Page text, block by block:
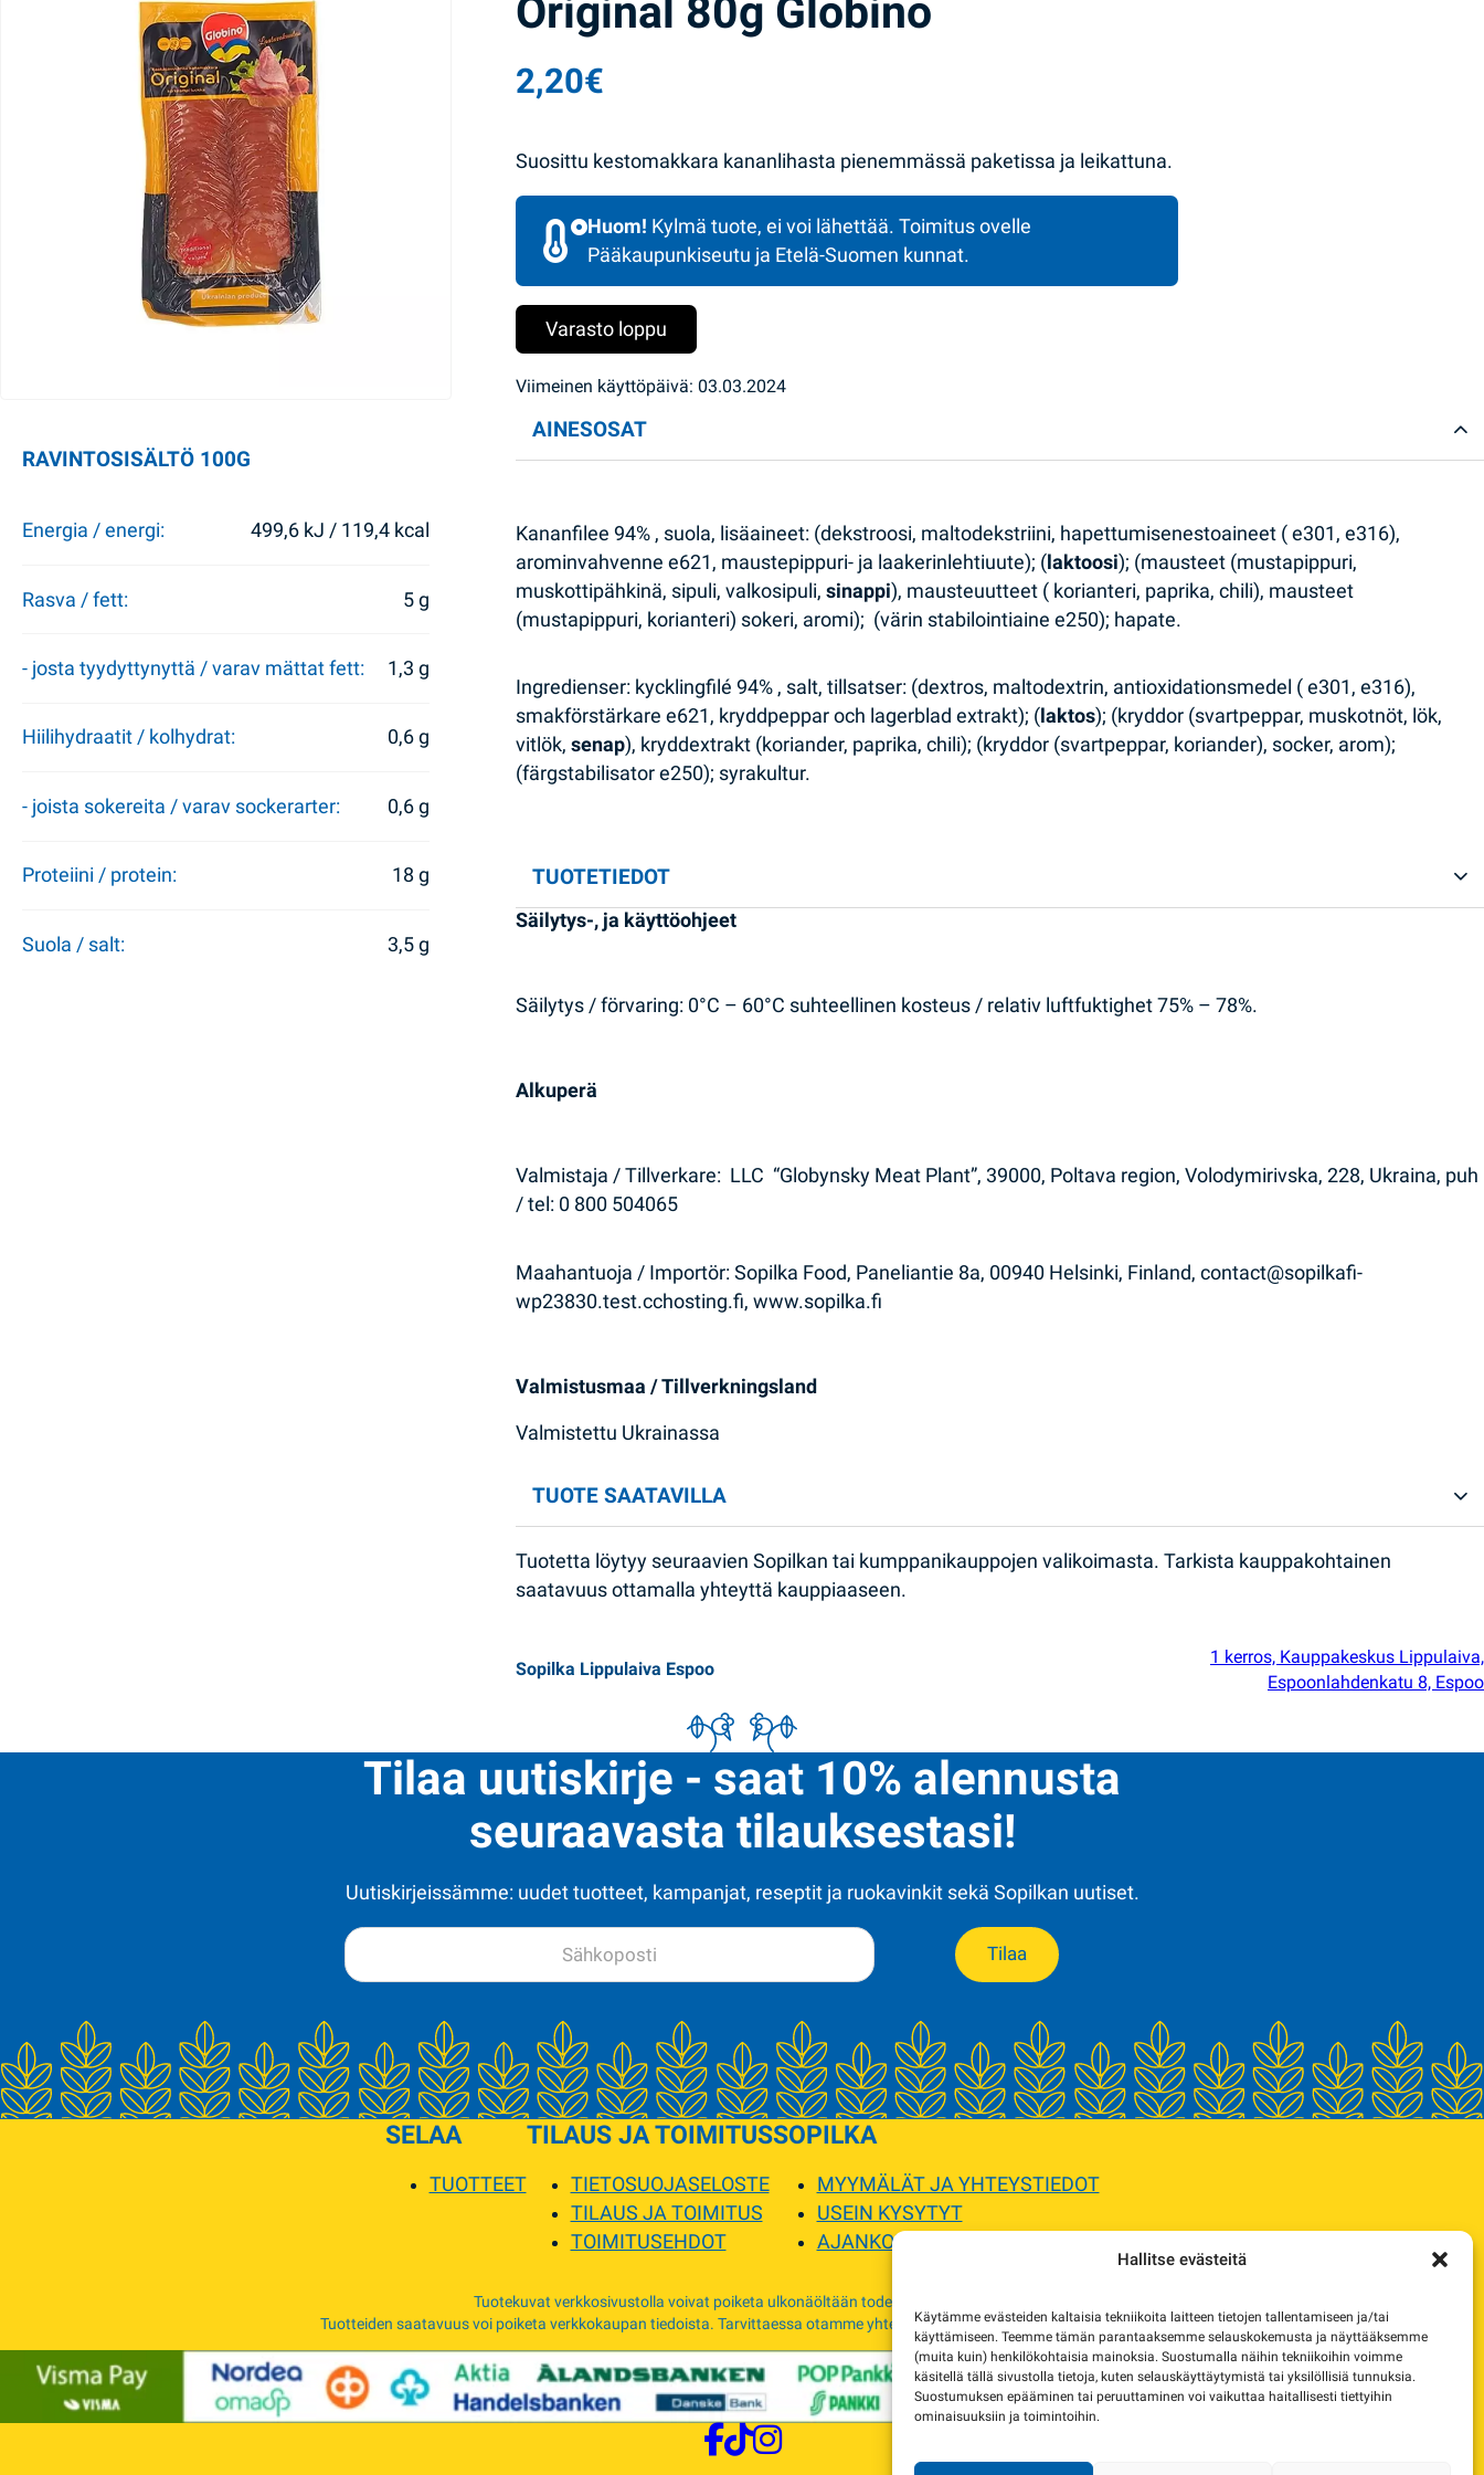
Hallitse evästeitä
Käytämme evästeiden kaltaisia tekniikoita laitteen tietojen tallentamiseen ja/tai
käyttämiseen. Teemme tämän parantaaksemme selauskokemusta ja näyttääksemme
(muita kuin) henkilökohtaisia mainoksia. Suostumalla näihin tekniikoihin voimme
käsitellä tällä sivustolla tietoja, kuten selauskäyttäytymistä tai yksilöllisiä tunnuksia.
Suostumuksen epääminen tai peruuttaminen voi vaikuttaa haitallisesti tiettyihin
ominaisuuksiin ja toimintoihin.
Original 80g Globino
2,20€
Suosittu kestomakkara kananlihasta pienemmässä paketissa ja leikattuna.
Huom! Kylmä tuote, ei voi lähettää. Toimitus ovelle
Pääkaupunkiseutu ja Etelä-Suomen kunnat.
Varasto loppu
Viimeinen käyttöpäivä: 03.03.2024
RAVINTOSISÄLTÖ 100G
Energia / energi: 499,6 kJ / 119,4 kcal
Rasva / fett: 5 g
- josta tyydyttynyttä / varav mättat fett: 1,3 g
Hiilihydraatit / kolhydrat: 0,6 g
- joista sokereita / varav sockerarter: 0,6 g
Proteiini / protein: 18 g
Suola / salt: 3,5 g
AINESOSAT
Kananfilee 94% , suola, lisäaineet: (dekstroosi, maltodekstriini, hapettumisenestoaineet ( е301, е316),
arominvahvenne е621, maustepippuri- ja laakerinlehtiuute); (laktoosi); (mausteet (mustapippuri,
muskottipähkinä, sipuli, valkosipuli,sinappi), mausteuutteet ( korianteri, paprika, chili), mausteet
(mustapippuri, korianteri) sokeri, aromi); (värin stabilointiaine е250); hapate.
Ingredienser: kycklingfilé 94% , salt, tillsatser: (dextros, maltodextrin, antioxidationsmedel ( е301, е316),
smakförstärkare е621, kryddpeppar och lagerblad extrakt); ( laktos); (kryddor (svartpeppar, muskotnöt, lök,
vitlök,senap), kryddextrakt (koriander, paprika, chili); (kryddor (svartpeppar, koriander), socker, arom);
(färgstabilisator е250); syrakultur.
TUOTETIEDOT
Säilytys-, ja käyttöohjeet
Säilytys / förvaring: 0°C – 60°C suhteellinen kosteus / relativ luftfuktighet 75% – 78%.
Alkuperä
Valmistaja / Tillverkare: LLC “Globynsky Meat Plant”, 39000, Poltava region, Volodymirivska, 228, Ukraina, puh
/ tel: 0 800 504065
Maahantuoja / Importör: Sopilka Food, Paneliantie 8a, 00940 Helsinki, Finland, contact@sopilkafi-
wp23830.test.cchosting.fi, www.sopilka.fi
Valmistusmaa / Tillverkningsland
Valmistettu Ukrainassa
TUOTE SAATAVILLA
Tuotetta löytyy seuraavien Sopilkan tai kumppanikauppojen valikoimasta. Tarkista kauppakohtainen
saatavuus ottamalla yhteyttä kauppiaaseen.
Sopilka Lippulaiva Espoo
1 kerros, Kauppakeskus Lippulaiva,
Espoonlahdenkatu 8, Espoo
Tilaa uutiskirje - saat 10% alennusta
seuraavasta tilauksestasi!
Uutiskirjeissämme: uudet tuotteet, kampanjat, reseptit ja ruokavinkit sekä Sopilkan uutiset.
Tilaa
SELAA
TUOTTEET
TILAUS JA TOIMITUS
TIETOSUOJASELOSTE
TILAUS JA TOIMITUS
TOIMITUSEHDOT
SOPILKA
MYYMÄLÄT JA YHTEYSTIEDOT
USEIN KYSYTYT
AJANKOHTAISTA
Tuotekuvat verkkosivustolla voivat poiketa ulkonäöltään todellisista tuotteista.
Tuotteiden saatavuus voi poiketa verkkokaupan tiedoista. Tarvittaessa otamme yhteyttä ja sovimme korvaavista tuotteista.